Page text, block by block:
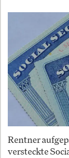
Rentner
versteckte